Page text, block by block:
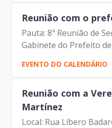
Conselho de
Reunião com o
Pauta: 8ª Reunião de
Gabinete do Prefeito
EVENTO DO CALENDÁRIO
Reunião com a
Martínez
Local: Rua Líbero